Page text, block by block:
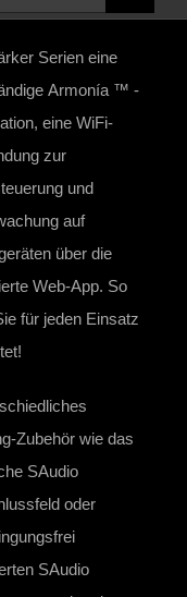
Serien eine
Armonía ™ -
eine WiFi-
zur
und
auf
über die
Web-App. So
für jeden Einsatz
Zubehör wie das
SAudio
oder
SAudio